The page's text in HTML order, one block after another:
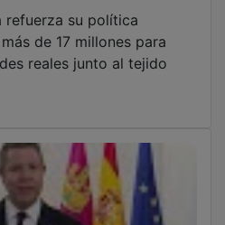
de 17 millones para
reales junto al tejido